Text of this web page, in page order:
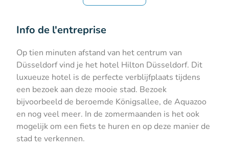
Info de l'entreprise
Op tien minuten afstand van het centrum van
Düsseldorf vind je het hotel Hilton Düsseldorf. Dit
luxueuze hotel is de perfecte verblijfplaats tijdens
een bezoek aan deze mooie stad. Bezoek
bijvoorbeeld de beroemde Königsallee, de Aquazoo
en nog veel meer. In de zomermaanden is het ook
mogelijk om een fiets te huren en op deze manier de
stad te verkennen.